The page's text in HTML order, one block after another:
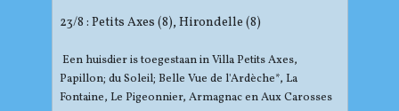
23/8 : Petits Axes (8), Hirondelle (8)
Een huisdier is toegestaan in Villa Petits Axes,
Papillon; du Soleil; Belle Vue de l'Ardèche*, La
Fontaine, Le Pigeonnier, Armagnac en Aux Carosses